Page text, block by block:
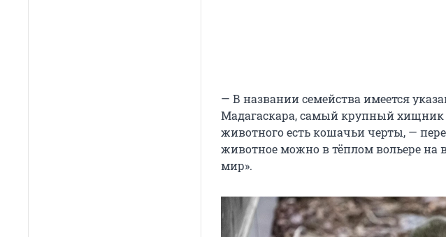
— В названии семейства имеется
Мадагаскара, самый крупный хищник
животного есть кошачьи черты, —
животное можно в тёплом вольере на
мир».